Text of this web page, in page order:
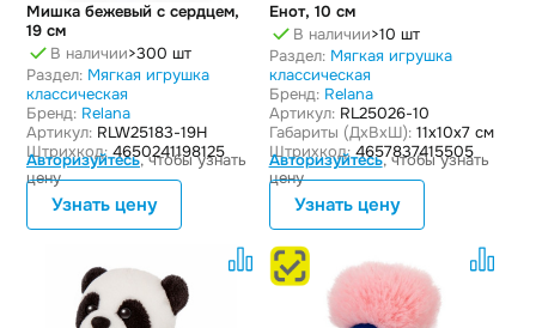
Мишка бежевый с сердцем,
19 см
В наличии>300 шт
Раздел: Мягкая игрушка
классическая
Бренд: Relana
Артикул: RLW25183-19H
Штрихкод: 4650241198125
Авторизуйтесь, чтобы узнать
цену
Узнать цену
Енот, 10 см
В наличии>10 шт
Раздел: Мягкая игрушка
классическая
Бренд: Relana
Артикул:RL25026-10
Габариты (ДxВxШ):11x10x7 см
Штрихкод:4657837415505
Авторизуйтесь, чтобы узнать
цену
Узнать цену